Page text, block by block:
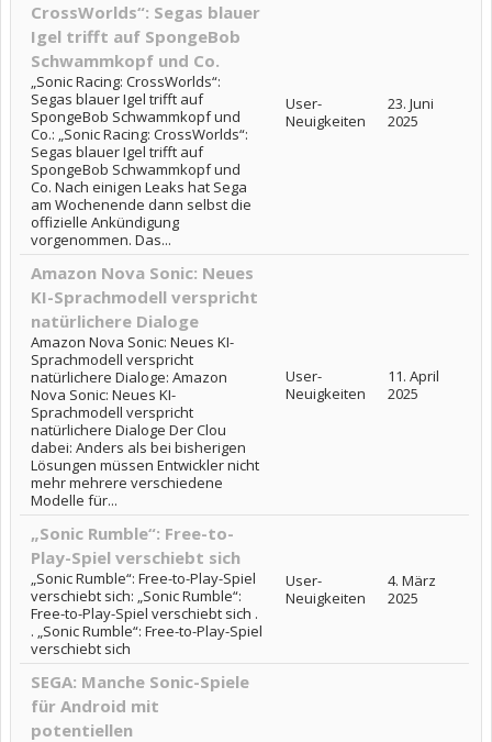
CrossWorlds“: Segas blauer
Igel trifft auf SpongeBob
Schwammkopf und Co.
„Sonic Racing: CrossWorlds“:
Segas blauer Igel trifft auf
SpongeBob Schwammkopf und
Co.: „Sonic Racing: CrossWorlds“:
Segas blauer Igel trifft auf
SpongeBob Schwammkopf und
Co. Nach einigen Leaks hat Sega
am Wochenende dann selbst die
offizielle Ankündigung
vorgenommen. Das...
User-
Neuigkeiten
23. Juni
2025
Amazon Nova Sonic: Neues
KI-Sprachmodell verspricht
natürlichere Dialoge
Amazon Nova Sonic: Neues KI-
Sprachmodell verspricht
natürlichere Dialoge: Amazon
Nova Sonic: Neues KI-
Sprachmodell verspricht
natürlichere Dialoge Der Clou
dabei: Anders als bei bisherigen
Lösungen müssen Entwickler nicht
mehr mehrere verschiedene
Modelle für...
User-
Neuigkeiten
11. April
2025
„Sonic Rumble“: Free-to-
Play-Spiel verschiebt sich
„Sonic Rumble“: Free-to-Play-Spiel
verschiebt sich: „Sonic Rumble“:
Free-to-Play-Spiel verschiebt sich .
. „Sonic Rumble“: Free-to-Play-Spiel
verschiebt sich
User-
Neuigkeiten
4. März
2025
SEGA: Manche Sonic-Spiele
für Android mit
potentiellen